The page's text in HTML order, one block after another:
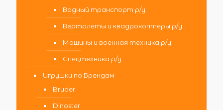
Водный транспорт р/у
Вертолеты и квадрокоптеры р/у
Машины и военная техника р/у
Спецтехника р/у
Игрушки по Брендам
Bruder
Dinoster